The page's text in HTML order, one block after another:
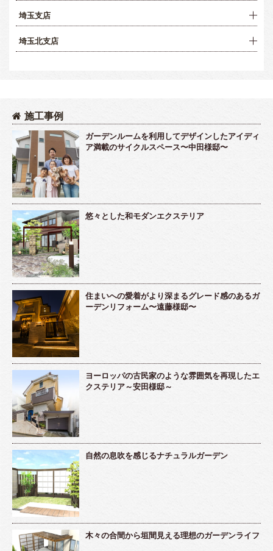
埼玉支店
埼玉北支店
施工事例
ガーデンルームを利用してデザインしたアイディ
ア満載のサイクルスペース〜中田様邸〜
悠々とした和モダンエクステリア
住まいへの愛着がより深まるグレード感のあるガ
ーデンリフォーム〜遠藤様邸〜
ヨーロッパの古民家のような雰囲気を再現したエ
クステリア～安田様邸～
自然の息吹を感じるナチュラルガーデン
木々の合間から垣間見える理想のガーデンライフ